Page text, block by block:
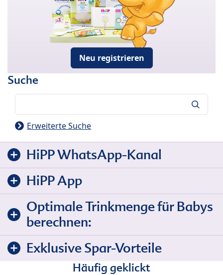
Neu registrieren
Suche
Erweiterte Suche
HiPP WhatsApp-Kanal
HiPP App
Optimale Trinkmenge für Babys
berechnen:
Exklusive Spar-Vorteile
Häufig geklickt